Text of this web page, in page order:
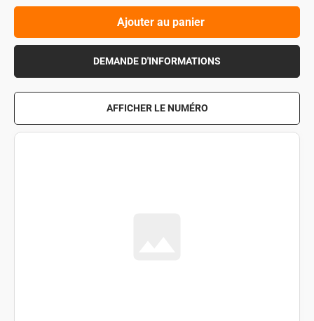
Ajouter au panier
DEMANDE D'INFORMATIONS
AFFICHER LE NUMÉRO